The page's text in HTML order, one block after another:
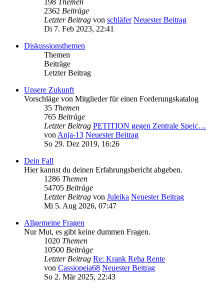
198 Themen
2362 Beiträge
Letzter Beitrag von schläfer Neuester Beitrag
Di 7. Feb 2023, 22:41
Diskussionsthemen
Themen
Beiträge
Letzter Beitrag
Unsere Zukunft
Vorschläge von Mitglieder für einen Forderungskatalog
35 Themen
765 Beiträge
Letzter Beitrag PETITION gegen Zentrale Speic…
von Anja-13 Neuester Beitrag
So 29. Dez 2019, 16:26
Dein Fall
Hier kannst du deinen Erfahrungsbericht abgeben.
1286 Themen
54705 Beiträge
Letzter Beitrag von Juleika Neuester Beitrag
Mi 5. Aug 2026, 07:47
Allgemeine Fragen
Nur Mut, es gibt keine dummen Fragen.
1020 Themen
10500 Beiträge
Letzter Beitrag Re: Krank Reha Rente
von Cassiopeia68 Neuester Beitrag
So 2. Mär 2025, 22:43